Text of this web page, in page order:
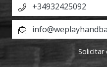
+34932425092
Solicitar